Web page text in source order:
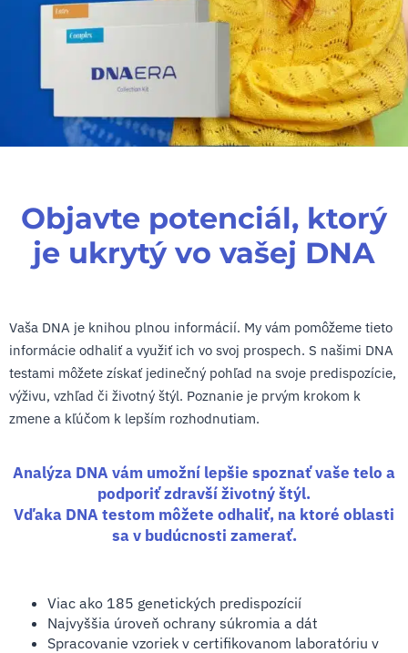
Objavte potenciál, ktorý
je ukrytý vo vašej DNA
Vaša DNA je knihou plnou informácií. My vám pomôžeme tieto
informácie odhaliť a využiť ich vo svoj prospech. S našimi DNA
testami môžete získať jedinečný pohľad na svoje predispozície,
výživu, vzhľad či životný štýl. Poznanie je prvým krokom k
zmene a kľúčom k lepším rozhodnutiam.
Analýza DNA vám umožní lepšie spoznať vaše telo a
podporiť zdravší životný štýl.
Vďaka DNA testom môžete odhaliť, na ktoré oblasti
sa v budúcnosti zamerať.
Viac ako 185 genetických predispozícií
Najvyššia úroveň ochrany súkromia a dát
Spracovanie vzoriek v certifikovanom laboratóriu v